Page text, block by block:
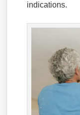
indications.